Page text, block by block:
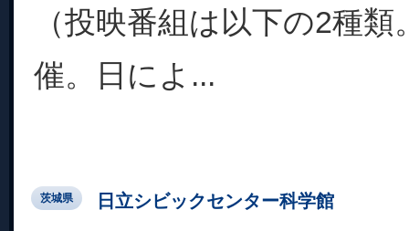
（投映番組は以下の2種
催。日によ...
茨城県 日立シビックセンター科学館